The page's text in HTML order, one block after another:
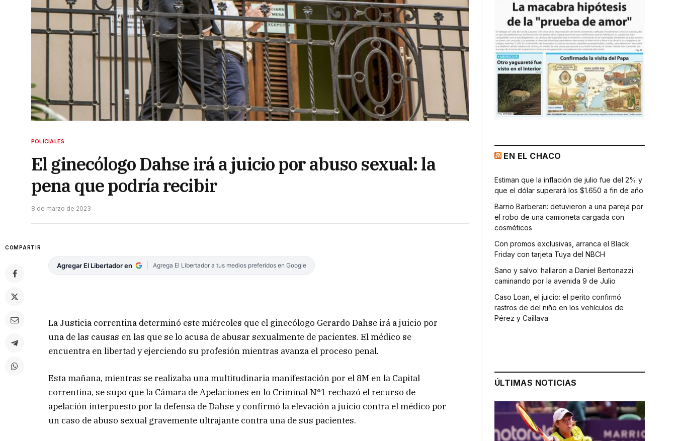
POLICIALES
El ginecólogo Dahse irá a juicio por abuso sexual: la
pena que podría recibir
8 de marzo de 2023
COMPARTIR
Agregar El Libertador en Agrega El Libertador a tus medios preferidos en Google
La Justicia correntina determinó este miércoles que el ginecólogo Gerardo Dahse irá a juicio por
una de las causas en las que se lo acusa de abusar sexualmente de pacientes. El médico se
encuentra en libertad y ejerciendo su profesión mientras avanza el proceso penal.
Esta mañana, mientras se realizaba una multitudinaria manifestación por el 8M en la Capital
correntina, se supo que la Cámara de Apelaciones en lo Criminal N°1 rechazó el recurso de
apelación interpuesto por la defensa de Dahse y confirmó la elevación a juicio contra el médico por
un caso de abuso sexual gravemente ultrajante contra una de sus pacientes.
EN EL CHACO
Estiman que la inflación de julio fue del 2% y
que el dólar superará los $1.650 a fin de año
Barrio Barberan: detuvieron a una pareja por
el robo de una camioneta cargada con
cosméticos
Con promos exclusivas, arranca el Black
Friday con tarjeta Tuya del NBCH
Sano y salvo: hallaron a Daniel Bertonazzi
caminando por la avenida 9 de Julio
Caso Loan, el juicio: el perito confirmó
rastros de del niño en los vehículos de
Pérez y Caillava
ÚLTIMAS NOTICIAS